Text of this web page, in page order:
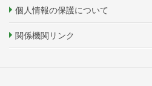
個人情報の保護について
関係機関リンク